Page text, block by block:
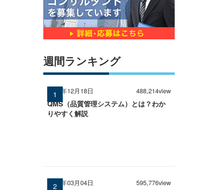
週間ランキング
2024年12月18日 488,214view
QMS（品質管理システム）とは？わか
りやすく解説
2026年03月04日 595,776view